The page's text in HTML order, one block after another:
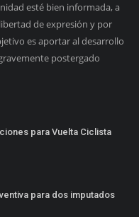
esté bien informada, a
de expresión y por
es aportar al desarrollo
postergado
para Vuelta Ciclista
para dos imputados